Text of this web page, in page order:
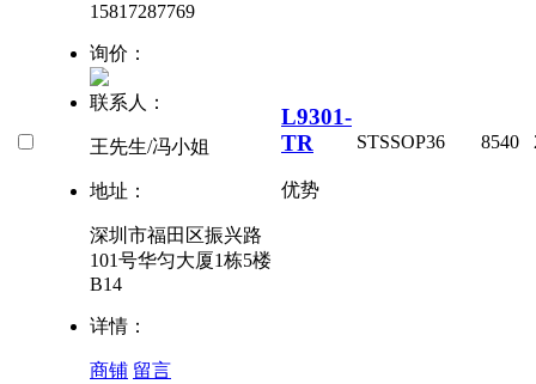
15817287769
询价：
联系人：
王先生/冯小姐
地址：
深圳市福田区振兴路
101号华匀大厦1栋5楼
B14
详情：
商铺 留言
L9301-
TR
优势
STSSOP36 8540